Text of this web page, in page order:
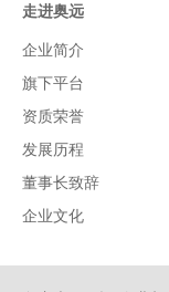
走进奥远
企业简介
旗下平台
资质荣誉
发展历程
董事长致辞
企业文化